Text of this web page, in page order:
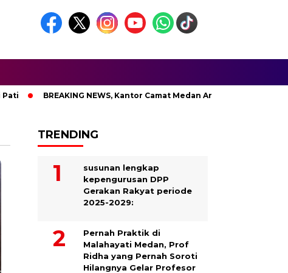
BREAKING NEWS, Kantor Camat Medan Area Dilahap Sijago
TRENDING
susunan lengkap
kepengurusan DPP
Gerakan Rakyat periode
2025-2029:
Pernah Praktik di
Malahayati Medan, Prof
Ridha yang Pernah Soroti
Hilangnya Gelar Profesor